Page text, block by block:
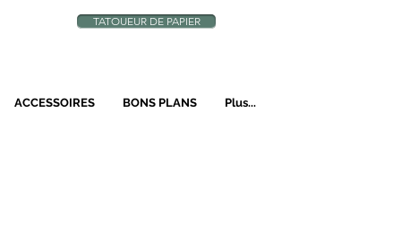
TATOUEUR DE PAPIER
ACCESSOIRES BONS PLANS Plus...